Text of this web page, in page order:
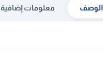
الوصف معلومات إضافية